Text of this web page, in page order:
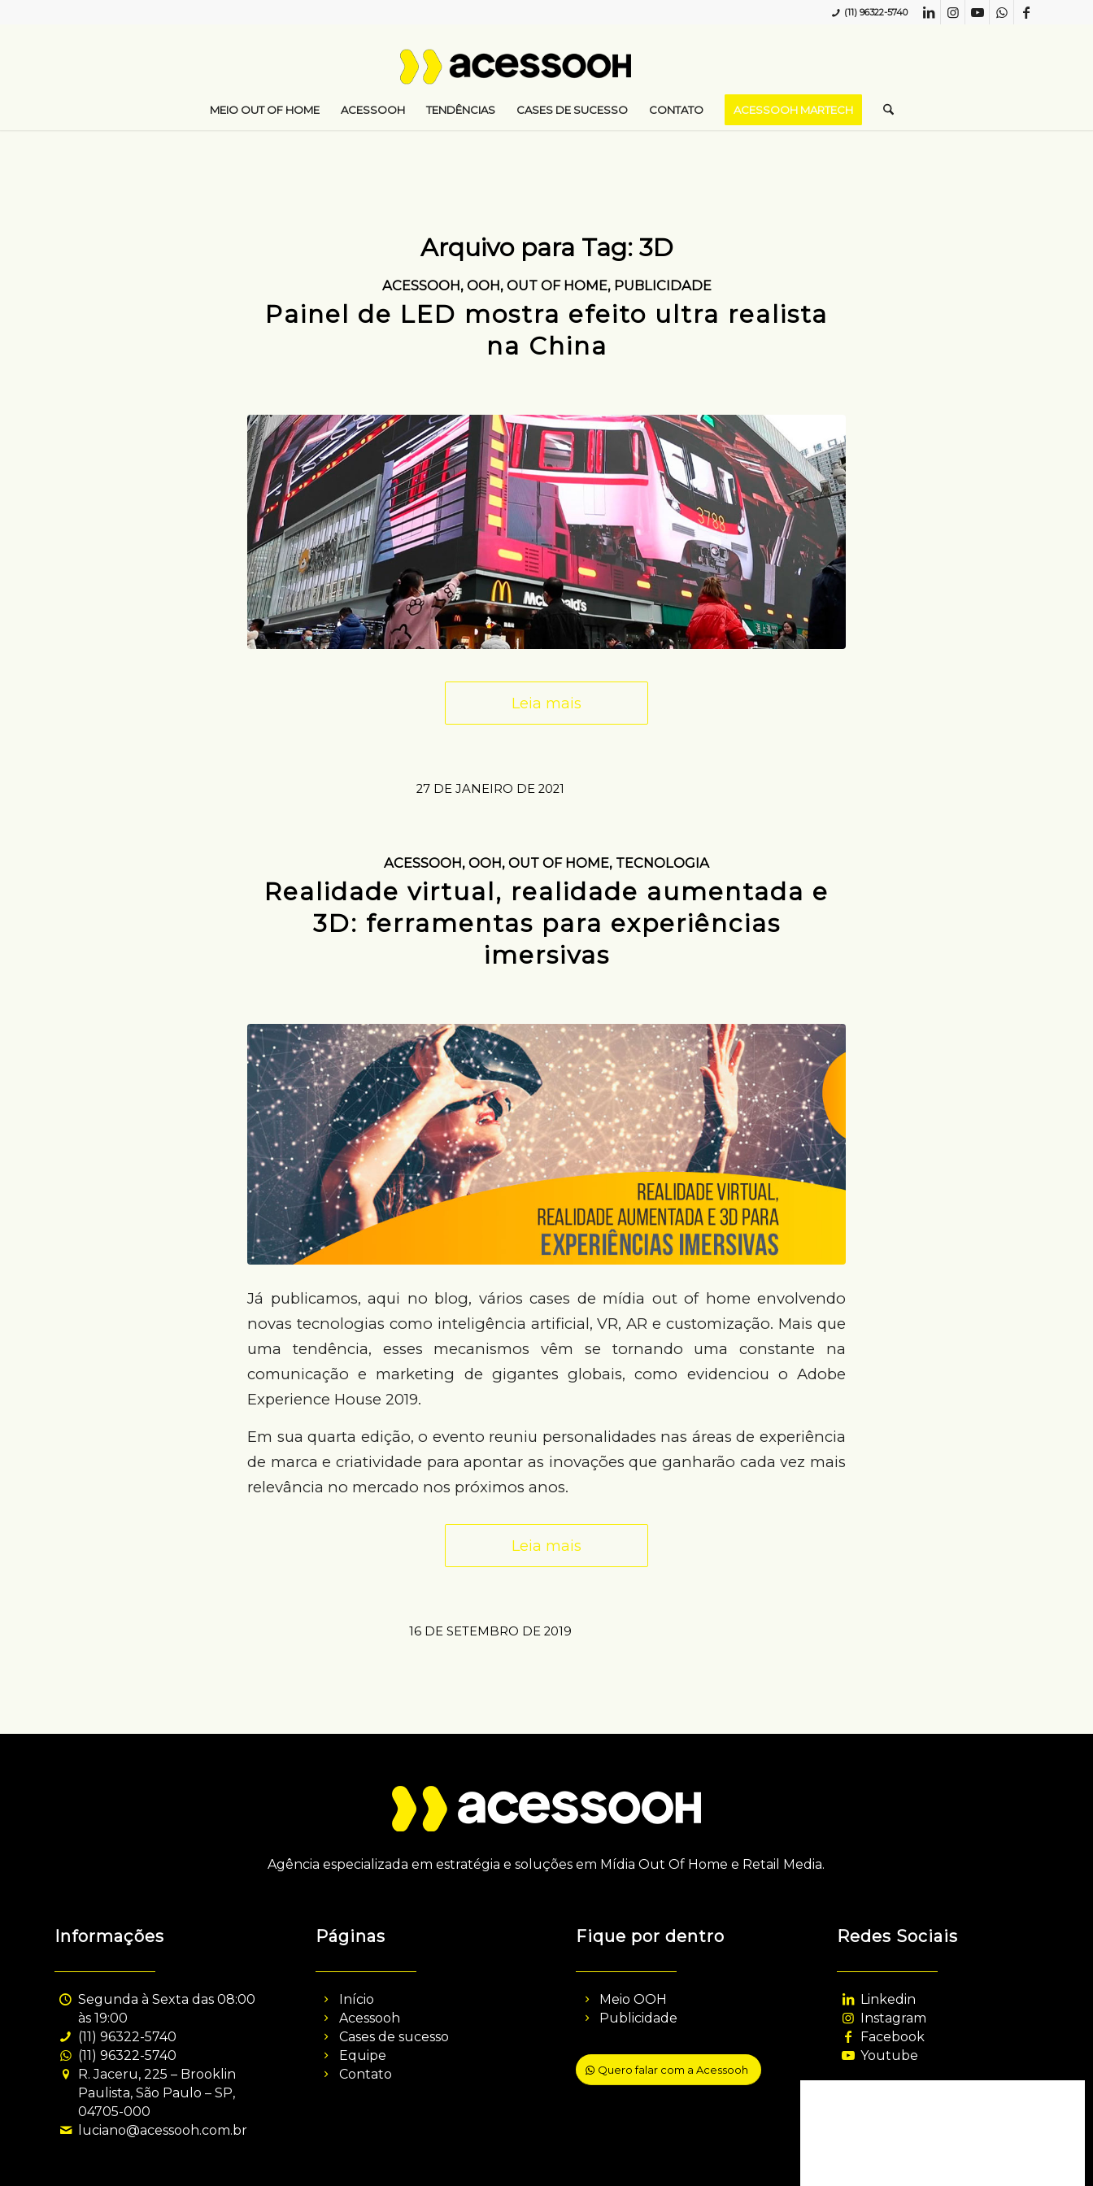
(11) 96322-5740
MEIO OUT OF HOME ACESSOOH TENDÊNCIAS CASES DE SUCESSO CONTATO ACESSOOH MARTECH
Arquivo para Tag: 3D
ACESSOOH, OOH, OUT OF HOME, PUBLICIDADE
Painel de LED mostra efeito ultra realista
na China
Leia mais
27 DE JANEIRO DE 2021
ACESSOOH, OOH, OUT OF HOME, TECNOLOGIA
Realidade virtual, realidade aumentada e
3D: ferramentas para experiências
imersivas
Já publicamos, aqui no blog, vários cases de mídia out of home envolvendo
novas tecnologias como inteligência artificial, VR, AR e customização. Mais que
uma tendência, esses mecanismos vêm se tornando uma constante na
comunicação e marketing de gigantes globais, como evidenciou o Adobe
Experience House 2019.
Em sua quarta edição, o evento reuniu personalidades nas áreas de experiência
de marca e criatividade para apontar as inovações que ganharão cada vez mais
relevância no mercado nos próximos anos.
Leia mais
16 DE SETEMBRO DE 2019
Agência especializada em estratégia e soluções em Mídia Out Of Home e Retail Media.
Informações
Segunda à Sexta das 08:00
às 19:00
(11) 96322-5740
(11) 96322-5740
R. Jaceru, 225 – Brooklin
Paulista, São Paulo – SP,
04705-000
luciano@acessooh.com.br
Páginas
Início
Acessooh
Cases de sucesso
Equipe
Contato
Fique por dentro
Meio OOH
Publicidade
Quero falar com a Acessooh
Redes Sociais
Linkedin
Instagram
Facebook
Youtube